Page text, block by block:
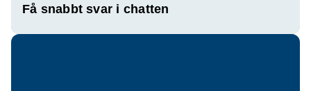
Få snabbt svar i chatten